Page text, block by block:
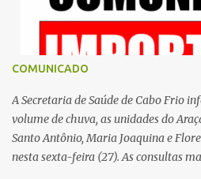
COMUNICADO
A Secretaria de Saúde de Cabo Frio
volume de chuva, as unidades do
Santo Antônio, Maria Joaquina e
nesta sexta-feira (27). As consultas